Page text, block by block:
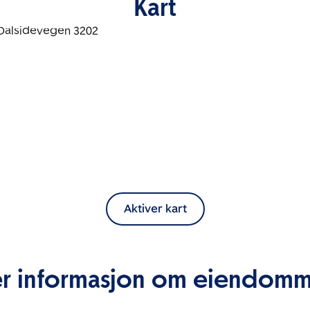
Kart
Aktiver kart
informasjon om